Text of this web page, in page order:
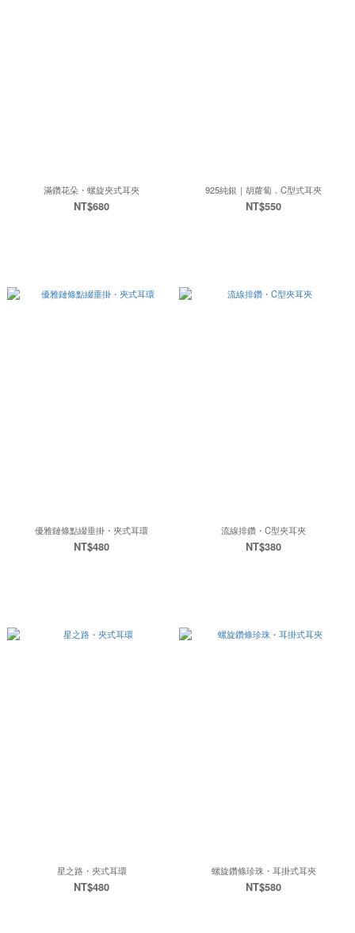
滿鑽花朵・螺旋夾式耳夾
NT$680
925純銀｜胡蘿蔔．C型式耳夾
NT$550
優雅鏈條點綴垂掛・夾式耳環
NT$480
流線排鑽・C型夾耳夾
NT$380
星之路・夾式耳環
NT$480
螺旋鑽條珍珠・耳掛式耳夾
NT$580